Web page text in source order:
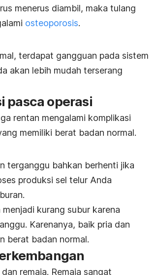
menerus diambil, maka tulang
osteoporosis.
terdapat gangguan pada sistem
akan lebih mudah terserang
pasca operasi
rentan mengalami komplikasi
memiliki berat badan normal.
terganggu bahkan berhenti jika
produksi sel telur Anda
kurang subur karena
Karenanya, baik pria dan
berat badan normal.
remaja. Remaja sangat